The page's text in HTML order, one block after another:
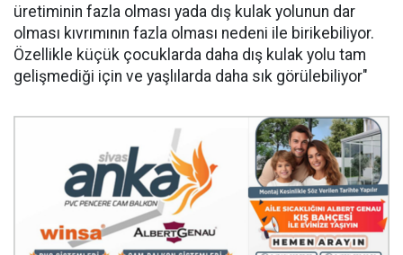
üretiminin fazla olması yada dış kulak yolunun dar
olması kıvrımının fazla olması nedeni ile birikebiliyor.
Özellikle küçük çocuklarda daha dış kulak yolu tam
gelişmediği için ve yaşlılarda daha sık görülebiliyor"